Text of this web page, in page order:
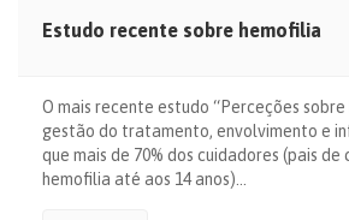
Estudo recente sobre hemofilia
O mais recente estudo “Perceções
gestão do tratamento, envolvimento e
que mais de 70% dos cuidadores (pais de
hemofilia até aos 14 anos)…